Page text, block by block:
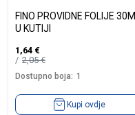
FINO PROVIDNE FOLIJE 30M
U KUTIJI
1,64 €
2,05€
Dostupno boja: 1
Kupi ovdje